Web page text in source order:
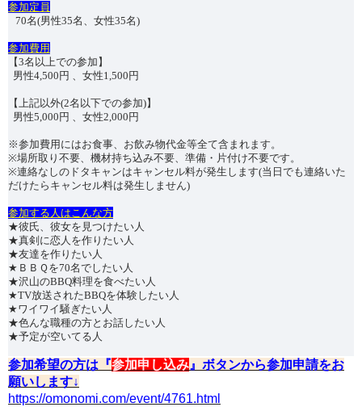
︎参加定員
70名(男性35名、女性35名)
︎参加費用
【3名以上での参加】
男性4,500円 、女性1,500円
【上記以外(2名以下での参加)】
男性5,000円 、女性2,000円
※参加費用にはお食事、お飲み物代金等全て含まれます。
※場所取り不要、機材持ち込み不要、準備・片付け不要です。
※連絡なしのドタキャンはキャンセル料が発生します(当日でも連絡いた
だけたらキャンセル料は発生しません)
︎参加する人はこんな方
★彼氏、彼女を見つけたい人
★真剣に恋人を作りたい人
★友達を作りたい人
★ＢＢＱを70名でしたい人
★沢山のBBQ料理を食べたい人
★TV放送されたBBQを体験したい人
★ワイワイ騒ぎたい人
★色んな職種の方とお話したい人
★予定が空いてる人
参加希望の方は『参加申し込み』ボタンから参加申請をお
願いします↓
https://omonomi.com/event/4761.html